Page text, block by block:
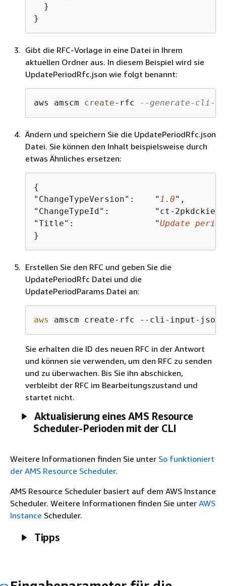
  }
}
Gibt die RFC-Vorlage in eine Datei in Ihrem
aktuellen Ordner aus. In diesem Beispiel wird sie
UpdatePeriodRfc.json wie folgt benannt:
aws amscm create- rfc --generate-cli-
Ändern und speichern Sie die UpdatePeriodRfc.json
Datei. Sie können den Inhalt beispielsweise durch
etwas Ähnliches ersetzen:
{
"ChangeTypeVersion":    " 1.0",
"ChangeTypeId":         "ct-
"Title":                "Update
}
Erstellen Sie den RFC und geben Sie die
UpdatePeriodRfc Datei und die
UpdatePeriodParams Datei an:
aws amscm create-rfc --cli-input-json
Sie erhalten die ID des neuen RFC in der Antwort
und können sie verwenden, um den RFC zu senden
und zu überwachen. Bis Sie ihn abschicken,
verbleibt der RFC im Bearbeitungszustand und
startet nicht.
Aktualisierung eines AMS Resource
Scheduler-Perioden mit der CLI
Weitere Informationen finden Sie unter So funktioniert
der AMS Resource Scheduler.
AMS Resource Scheduler basiert auf dem AWS Instance
Scheduler. Weitere Informationen finden Sie unter AWS
Instance Scheduler.
Tipps